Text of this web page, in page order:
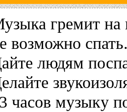
гремит на
возможно
людям
часов музыку